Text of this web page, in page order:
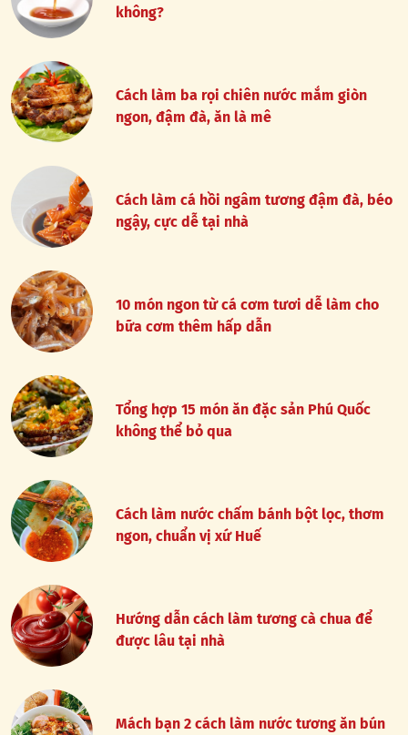
không?
Cách làm ba rọi chiên nước mắm giòn
ngon, đậm đà, ăn là mê
Cách làm cá hồi ngâm tương đậm đà, béo
ngậy, cực dễ tại nhà
10 món ngon từ cá cơm tươi dễ làm cho
bữa cơm thêm hấp dẫn
Tổng hợp 15 món ăn đặc sản Phú Quốc
không thể bỏ qua
Cách làm nước chấm bánh bột lọc, thơm
ngon, chuẩn vị xứ Huế
Hướng dẫn cách làm tương cà chua để
được lâu tại nhà
Mách bạn 2 cách làm nước tương ăn bún